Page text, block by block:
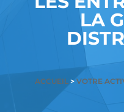
LA
ACCUEIL >VOTRE